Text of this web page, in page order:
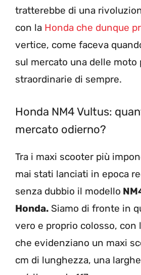
tratterebbe di una
con la Honda che dunque
vertice, come faceva
sul mercato una delle moto
straordinarie di sempre.
Honda NM4 Vultus:
mercato odierno?
Tra i maxi scooter più
mai stati lanciati in epoca
senza dubbio il modello
Honda. Siamo di fronte in
vero e proprio colosso, con
che evidenziano un maxi
cm di lunghezza, una